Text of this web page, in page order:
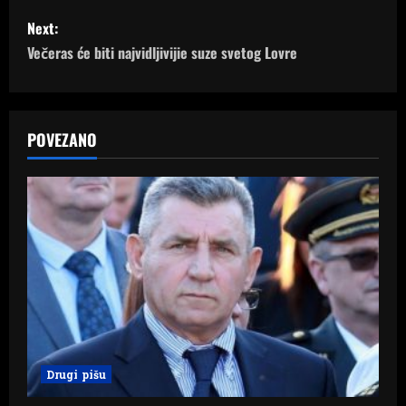
s
t
a
v
i
g
t
i
o
Next:
Večeras će biti najvidljivijie suze svetog Lovre
POVEZANO
Drugi pišu